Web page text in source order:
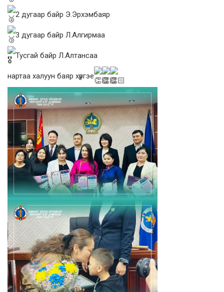
2 дугаар байр Э.Эрхэмбаяр
3 дугаар байр Л.Алгирмаа
Тусгай байр Л.Алтансаа
нартаа халуун баяр хүргэе